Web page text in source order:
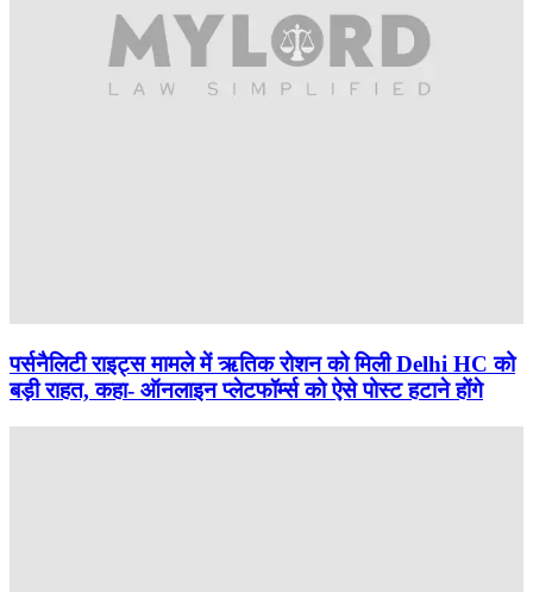
पर्सनैलिटी राइट्स मामले में ऋतिक रोशन को मिली Delhi HC को
बड़ी राहत, कहा- ऑनलाइन प्लेटफॉर्म्स को ऐसे पोस्ट हटाने होंगे